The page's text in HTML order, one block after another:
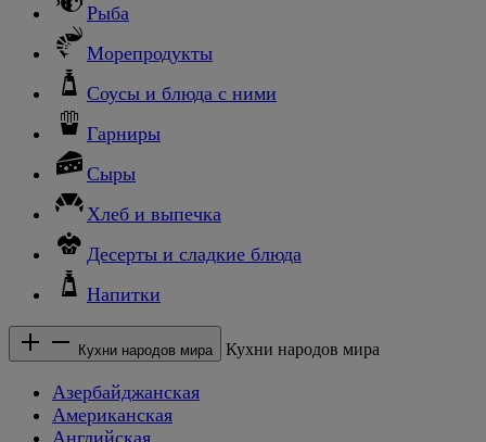
Рыба
Морепродукты
Соусы и блюда с ними
Гарниры
Сыры
Хлеб и выпечка
Десерты и сладкие блюда
Напитки
Кухни народов мира Кухни народов мира
Азербайджанская
Американская
Английская